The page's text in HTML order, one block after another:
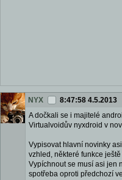
NYX
8:47:58 4.5.2013
A dočkali se i majitelé
Virtualvoidův nyxdroid v
Vypisovat hlavní novinky
vzhled, některé funkce
Vypíchnout se musí asi jen
spotřeba oproti předchozí